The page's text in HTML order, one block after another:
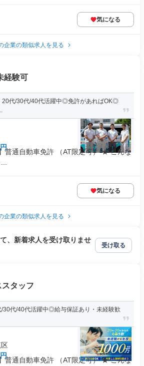
気になる
企業の類似求人を見る
経験可
20代/30代/40代活躍中◎免許があればOK◎
普通自動車免許 （AT限定可） ★ こんな
気になる
企業の類似求人を見る
、新着求人を受け取りませ
受け取る
タッフ
30代/40代活躍中◎給与保証あり・未経験歓
普通自動車免許 （AT限定可） ★ こんな